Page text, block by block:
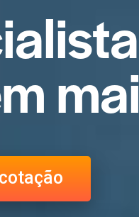
ialista
mmai